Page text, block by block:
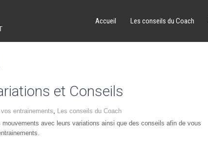
Accueil Les conseils du Coach
et Conseils
entrainements, Les conseils du Coach
avec leurs variations ainsi que des conseils afin de vous